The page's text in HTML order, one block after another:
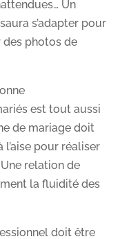
Un
s’adapter pour
des photos de
est tout aussi
de mariage doit
pour réaliser
relation de
la fluidité des
doit être